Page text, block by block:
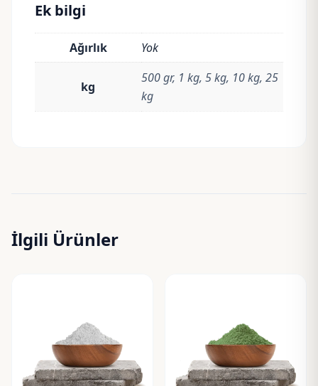
Ek bilgi
Ağırlık Yok
kg
500 gr, 1 kg, 5 kg, 10 kg, 25
kg
İlgili Ürünler